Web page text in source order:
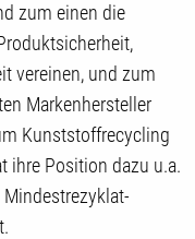
zum einen die
vereinen, und zum
Markenhersteller
Kunststoffrecycling
ihre Position dazu u.a.